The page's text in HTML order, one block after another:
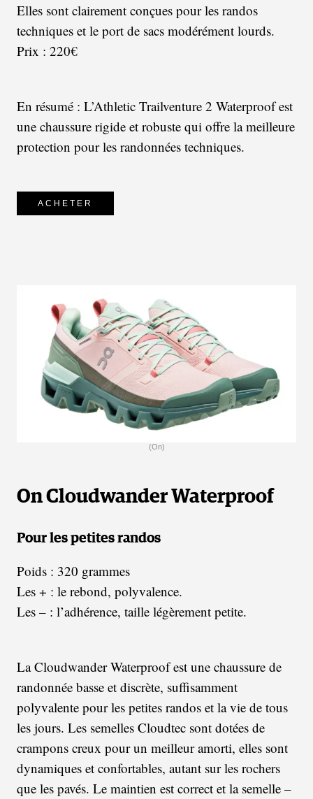
Elles sont clairement conçues pour les randos
techniques et le port de sacs modérément lourds.
Prix : 220€
En résumé : L’Athletic Trailventure 2 Waterproof est
une chaussure rigide et robuste qui offre la meilleure
protection pour les randonnées techniques.
ACHETER
(On)
On Cloudwander Waterproof
Pour les petites randos
Poids : 320 grammes
Les + : le rebond, polyvalence.
Les – : l’adhérence, taille légèrement petite.
La Cloudwander Waterproof est une chaussure de
randonnée basse et discrète, suffisamment
polyvalente pour les petites randos et la vie de tous
les jours. Les semelles Cloudtec sont dotées de
crampons creux pour un meilleur amorti, elles sont
dynamiques et confortables, autant sur les rochers
que les pavés. Le maintien est correct et la semelle –